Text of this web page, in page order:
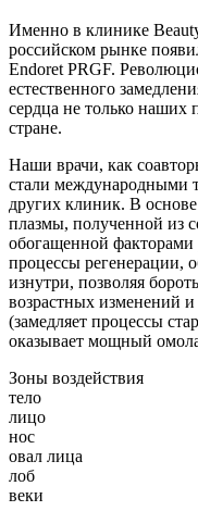
Именно в клинике
российском рынке
Endoret PRGF.
естественного
сердца не только наших
стране.
Наши врачи, как
стали международными
других клиник. В
плазмы, полученной из
обогащенной
процессы регенерации,
изнутри, позволяя
возрастных изменений
(замедляет процессы
оказывает мощный
Зоны воздействия
тело
лицо
нос
овал лица
лоб
веки